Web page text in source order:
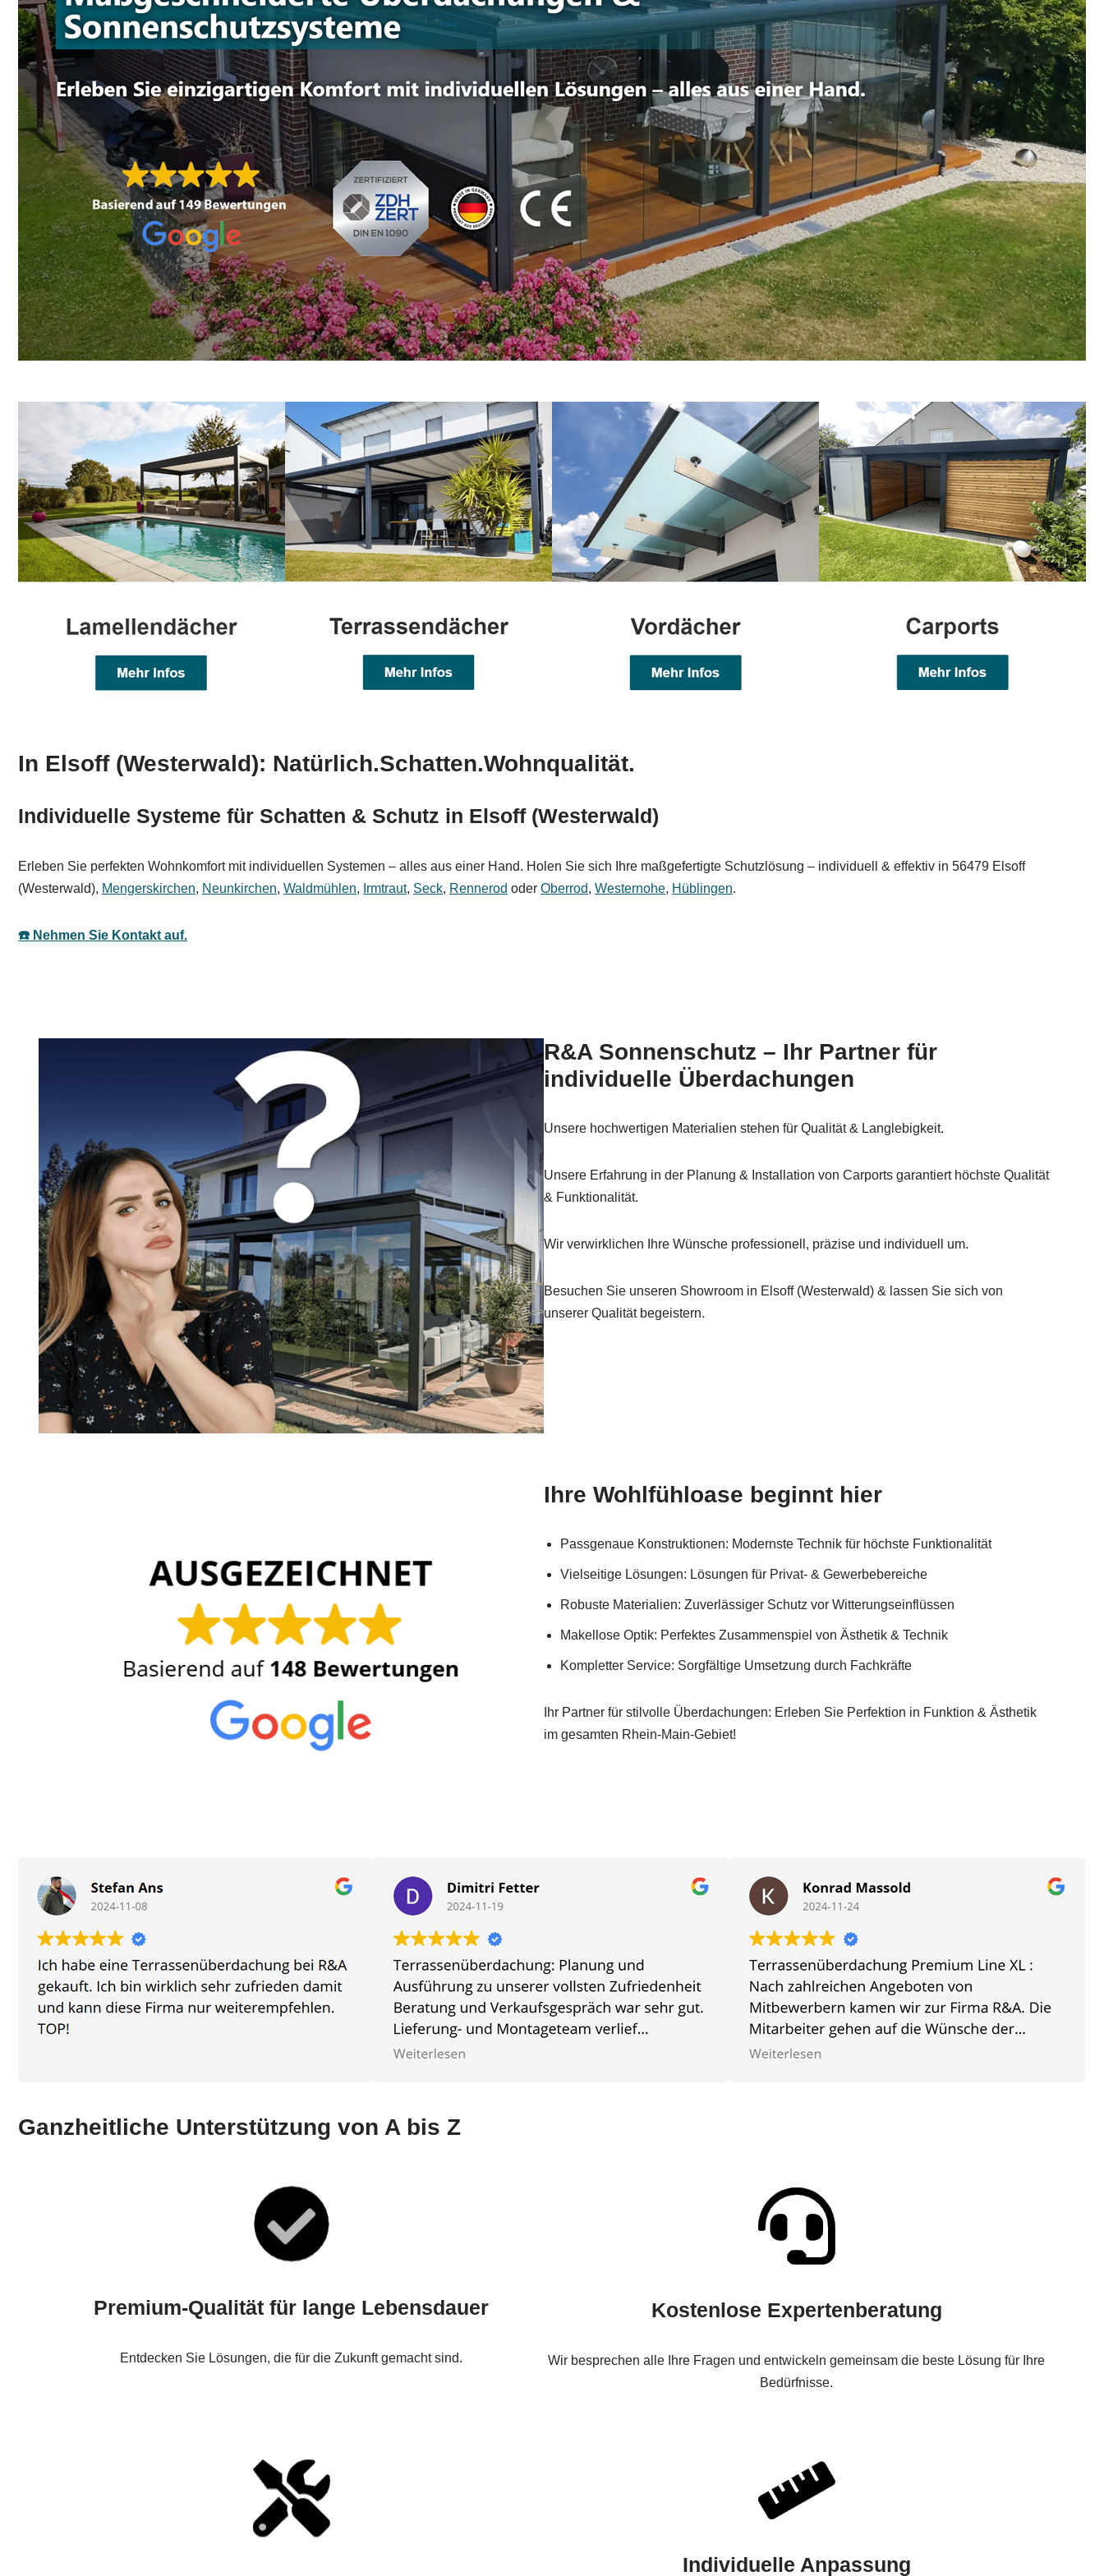
In Elsoff (Westerwald): Natürlich.Schatten.Wohnqualität.
Individuelle Systeme für Schatten & Schutz in Elsoff (Westerwald)
Erleben Sie perfekten Wohnkomfort mit individuellen Systemen – alles aus einer Hand. Holen Sie sich Ihre maßgefertigte Schutzlösung – individuell & effektiv in 56479 Elsoff
(Westerwald), Mengerskirchen, Neunkirchen, Waldmühlen, Irmtraut, Seck, Rennerod oder Oberrod, Westernohe, Hüblingen.
☎️ Nehmen Sie Kontakt auf.
R&A Sonnenschutz – Ihr Partner für
individuelle Überdachungen
Unsere hochwertigen Materialien stehen für Qualität & Langlebigkeit.
Unsere Erfahrung in der Planung & Installation von Carports garantiert höchste Qualität
& Funktionalität.
Wir verwirklichen Ihre Wünsche professionell, präzise und individuell um.
Besuchen Sie unseren Showroom in Elsoff (Westerwald) & lassen Sie sich von
unserer Qualität begeistern.
Ihre Wohlfühloase beginnt hier
Passgenaue Konstruktionen: Modernste Technik für höchste Funktionalität
Vielseitige Lösungen: Lösungen für Privat- & Gewerbebereiche
Robuste Materialien: Zuverlässiger Schutz vor Witterungseinflüssen
Makellose Optik: Perfektes Zusammenspiel von Ästhetik & Technik
Kompletter Service: Sorgfältige Umsetzung durch Fachkräfte
Ihr Partner für stilvolle Überdachungen: Erleben Sie Perfektion in Funktion & Ästhetik
im gesamten Rhein-Main-Gebiet!
Ganzheitliche Unterstützung von A bis Z
Premium-Qualität für lange Lebensdauer
Entdecken Sie Lösungen, die für die Zukunft gemacht sind.
Kostenlose Expertenberatung
Wir besprechen alle Ihre Fragen und entwickeln gemeinsam die beste Lösung für Ihre
Bedürfnisse.
Individuelle Anpassung